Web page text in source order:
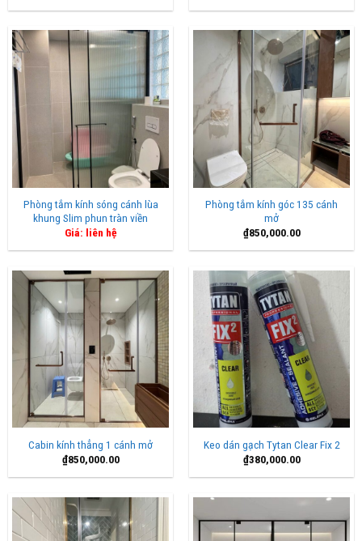
Phòng tắm kính sóng cánh lùa
khung Slim phun tràn viền
Giá: liên hệ
Phòng tắm kính góc 135 cánh
mở
₫850,000.00
Cabin kính thẳng 1 cánh mở
₫850,000.00
Keo dán gạch Tytan Clear Fix 2
₫380,000.00